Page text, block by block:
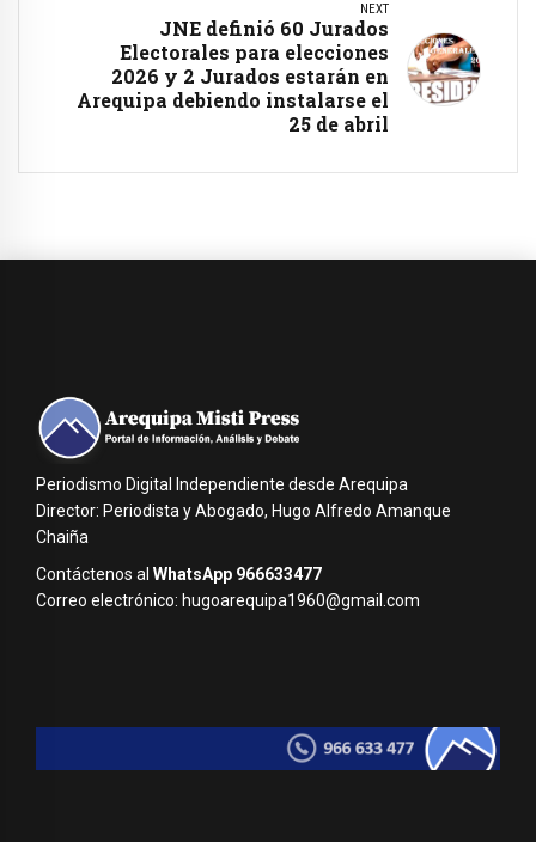
NEXT
JNE definió 60 Jurados
Electorales para elecciones
2026 y 2 Jurados estarán en
Arequipa debiendo instalarse el
25 de abril
Periodismo Digital Independiente desde Arequipa
Director: Periodista y Abogado, Hugo Alfredo Amanque
Chaiña
Contáctenos al WhatsApp 966633477
Correo electrónico: hugoarequipa1960@gmail.com